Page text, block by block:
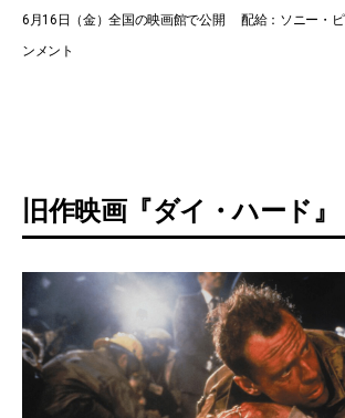
6月16日（金）全国の映画館で公開 配給：ソニー・ピ
ンメント
旧作映画『ダイ・ハード』